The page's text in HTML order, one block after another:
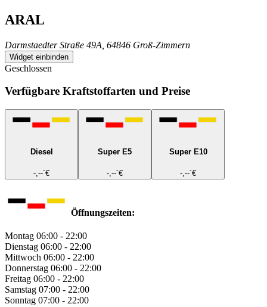
ARAL
Darmstaedter Straße 49A, 64846 Groß-Zimmern
Widget einbinden
Geschlossen
Verfügbare Kraftstoffarten und Preise
Diesel
-,---€
Super E5
-,---€
Super E10
-,---€
Öffnungszeiten:
Montag 06:00 - 22:00
Dienstag 06:00 - 22:00
Mittwoch 06:00 - 22:00
Donnerstag 06:00 - 22:00
Freitag 06:00 - 22:00
Samstag 07:00 - 22:00
Sonntag 07:00 - 22:00